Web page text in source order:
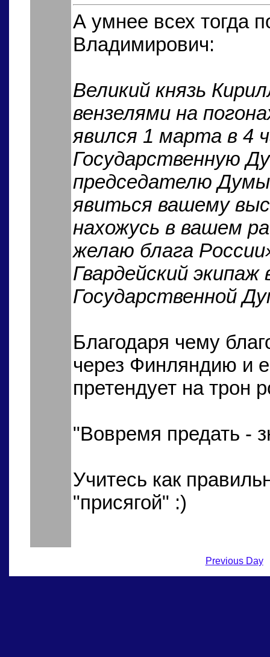
А умнее всех тогда
Владимирович:
Великий князь
вензелями на
явился 1 марта в 4
Государственную
председателю
явиться вашему
нахожусь в вашем
желаю блага
Гвардейский
Государственной
Благодаря чему
через Финляндию и
претендует на трон
"Вовремя предать -
Учитесь как
"присягой" :)
Previous Day